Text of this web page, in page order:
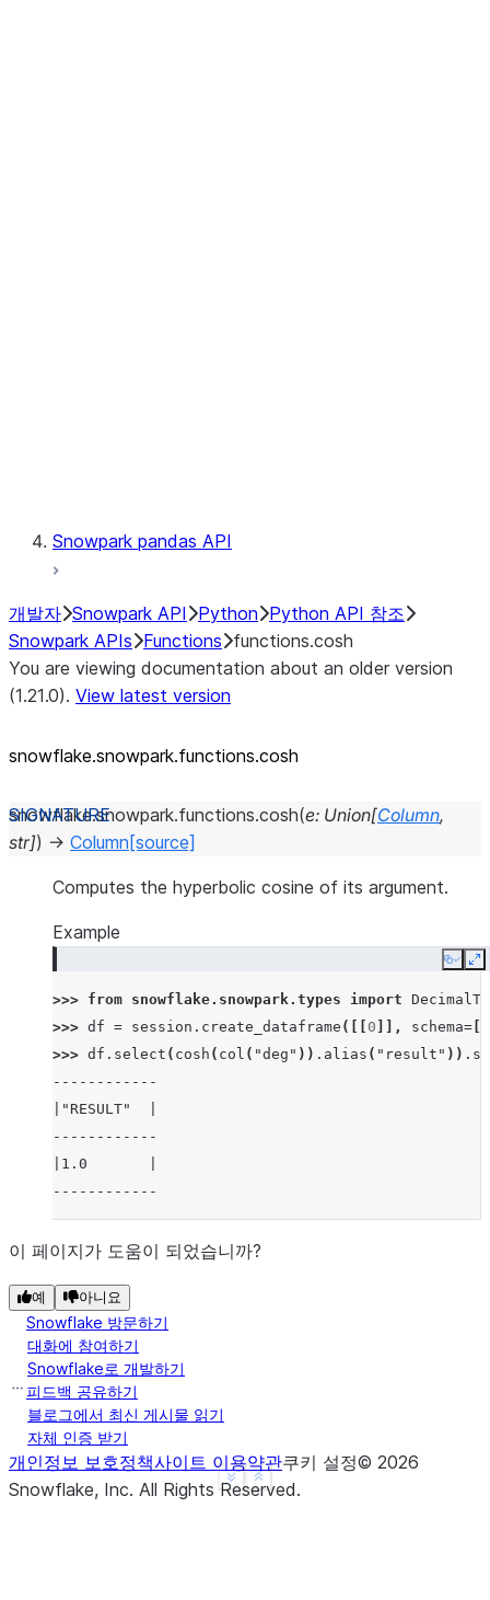
Snowpark pandas API
개발자 Snowpark API Python Python API 참조
Snowpark APIs Functions functions.cosh
You are viewing documentation about an older version
(1.21.0). View latest version
snowflake.snowpark.functions.cosh
snowflake.snowpark.functions.cosh(e: Union[Column,
str]) → Column [source]
Computes the hyperbolic cosine of its argument.
Example
Copy
>>> from snowflake.snowpark.types import
>>> df = session . create_dataframe ([[ 0 ]], schema=
>>> df . select ( cosh ( col ( "deg" )) . alias ( "result" )) .
------------
|"RESULT"  |
------------
|1.0       |
------------
Show less
See more
이 페이지가 도움이 되었습니까?
예 아니요
Snowflake 방문하기
대화에 참여하기
Snowflake로 개발하기
피드백 공유하기
블로그에서 최신 게시물 읽기
자체 인증 받기
개인정보 보호정책사이트 이용약관쿠키 설정© 2026
Snowflake, Inc. All Rights Reserved.